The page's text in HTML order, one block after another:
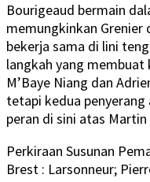
Bourigeaud bermain
memungkinkan Grenier
bekerja sama di lini
langkah yang
M’Baye Niang dan
tetapi kedua
peran di sini atas
Perkiraan Susunan
Brest : Larsonneur;